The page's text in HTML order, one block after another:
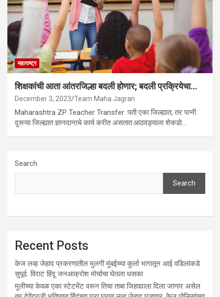
महाराष्ट्र
शिक्षकांची आता आंतरजिल्हा बदली होणार; बदली प्रक्रियेचा…
December 3, 2023 Team Maha Jagran
Maharashtra ZP Teacher Transfer :पती एका जिल्ह्यात, तर पत्नी
दुसऱ्या जिल्ह्यात ज्ञानदानाचे कार्य करीत असतात.आठवड्याला शेकडो…
Search
Search
Recent Posts
केज लव्ह जेहाद प्रकरणातील मुलगी मुंबईच्या कुर्ला भागातून आई वडिलांकडे
सुपूर्द. विराट हिंदू जनआक्रोश मोर्चाचा घेतला धसका
मुलीच्या केवळ एका स्टेटमेंट वरून तिचा ताबा जिहाद्याला दिला जाणार असेल